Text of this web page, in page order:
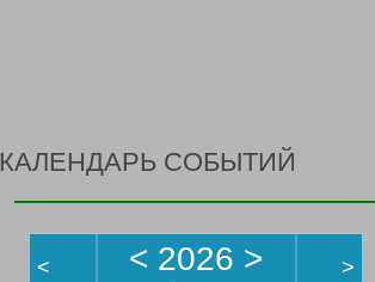
КАЛЕНДАРЬ СОБЫТИЙ
< < 2026 > >